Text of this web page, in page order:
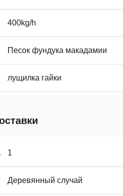
400kg/h
Песок фундука макадамии
лущилка гайки
1
Деревянный случай